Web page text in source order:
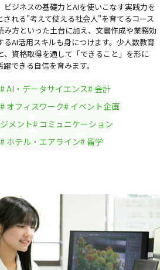
ビジネスの基礎力とAIを使いこなす実践力を
される"考えて使える社会人"を育てるコース
み方といった土台に加え、文書作成や業務効
るAI活用スキルも身につけます。少人数教育
、資格取得を通して「できること」を形に
できる自信を育みます。
AI・データサイエンス
会計
オフィスワーク
イベント企画
メント
コミュニケーション
ホテル・エアライン 留学